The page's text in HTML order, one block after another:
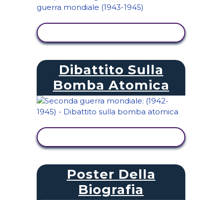
Dibattito Sulla
Bomba Atomica
Poster Della
Biografia